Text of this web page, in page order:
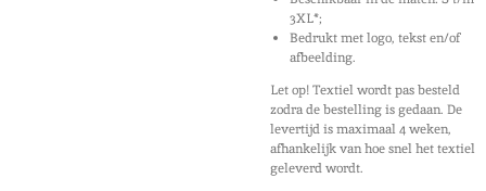
3XL*;
Bedrukt met logo, tekst en/of
afbeelding.
Let op! Textiel wordt pas besteld
zodra de bestelling is gedaan. De
levertijd is maximaal 4 weken,
afhankelijk van hoe snel het textiel
geleverd wordt.